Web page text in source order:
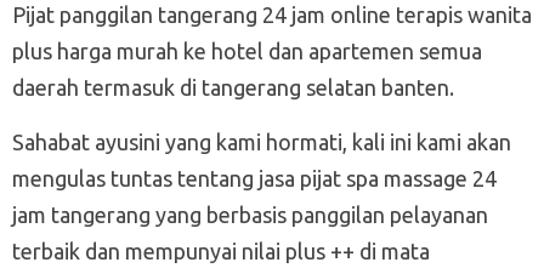
Pijat panggilan tangerang 24 jam online terapis wanita
plus harga murah ke hotel dan apartemen semua
daerah termasuk di tangerang selatan banten.
Sahabat ayusini yang kami hormati, kali ini kami akan
mengulas tuntas tentang jasa pijat spa massage 24
jam tangerang yang berbasis panggilan pelayanan
terbaik dan mempunyai nilai plus ++ di mata